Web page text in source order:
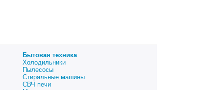
Бытовая техника
Холодильники
Пылесосы
Стиральные машины
СВЧ печи